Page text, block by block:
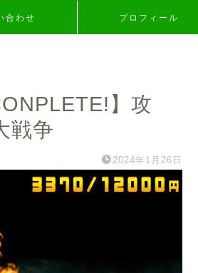
合わせ プロフィール
】攻
戦争
2024年1月26日